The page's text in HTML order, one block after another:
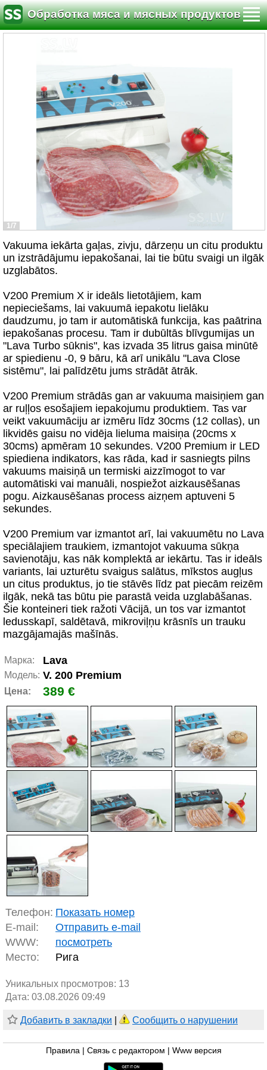
Обработка мяса и мясных продуктов
1/7
Vakuuma iekārta gaļas, zivju, dārzeņu un citu produktu
un izstrādājumu iepakošanai, lai tie būtu svaigi un ilgāk
uzglabātos.
V200 Premium X ir ideāls lietotājiem, kam
nepieciešams, lai vakuumā iepakotu lielāku
daudzumu, jo tam ir automātiskā funkcija, kas paātrina
iepakošanas procesu. Tam ir dubūltās blīvgumijas un
"Lava Turbo sūknis", kas izvada 35 litrus gaisa minūtē
ar spiedienu -0, 9 bāru, kā arī unikālu "Lava Close
sistēmu", lai palīdzētu jums strādāt ātrāk.
V200 Premium strādās gan ar vakuuma maisiņiem gan
ar ruļļos esošajiem iepakojumu produktiem. Tas var
veikt vakuumāciju ar izmēru līdz 30cms (12 collas), un
likvidēs gaisu no vidēja lieluma maisiņa (20cms x
30cms) apmēram 10 sekundes. V200 Premium ir LED
spiediena indikators, kas rāda, kad ir sasniegts pilns
vakuums maisiņā un termiski aizzīmogot to var
automātiski vai manuāli, nospiežot aizkausēšanas
pogu. Aizkausēšanas process aizņem aptuveni 5
sekundes.
V200 Premium var izmantot arī, lai vakuumētu no Lava
speciālajiem traukiem, izmantojot vakuuma sūkņa
savienotāju, kas nāk komplektā ar iekārtu. Tas ir ideāls
variants, lai uzturētu svaigus salātus, mīkstos augļus
un citus produktus, jo tie stāvēs līdz pat piecām reizēm
ilgāk, nekā tas būtu pie parastā veida uzglabāšanas.
Šie konteineri tiek ražoti Vācijā, un tos var izmantot
ledusskapī, saldētavā, mikroviļņu krāsnīs un trauku
mazgājamajās mašīnās.
Марка: Lava
Модель: V. 200 Premium
Цена: 389 €
Телефон: Показать номер
E-mail:
Отправить e-mail
WWW:
посмотреть
Место:
Рига
Уникальных просмотров: 13
Дата: 03.08.2026 09:49
Добавить в закладки Сообщить о нарушении
Правила Связь с редактором Www версия